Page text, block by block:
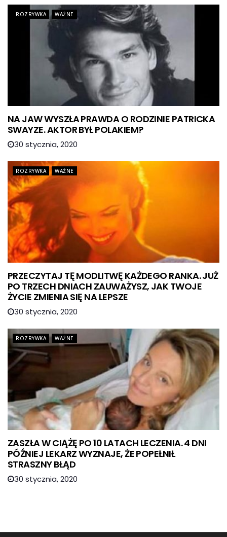
ROZRYWKA WAŻNE
NA JAW WYSZŁA PRAWDA O RODZINIE PATRICKA
SWAYZE. AKTOR BYŁ POLAKIEM?
30 stycznia, 2020
ROZRYWKA WAŻNE
PRZECZYTAJ TĘ MODLITWĘ KAŻDEGO RANKA. JUŻ
PO TRZECH DNIACH ZAUWAŻYSZ, JAK TWOJE
ŻYCIE ZMIENIA SIĘ NA LEPSZE
30 stycznia, 2020
ROZRYWKA WAŻNE
ZASZŁA W CIĄŻĘ PO 10 LATACH LECZENIA. 4 DNI
PÓŹNIEJ LEKARZ WYZNAJE, ŻE POPEŁNIŁ
STRASZNY BŁĄD
30 stycznia, 2020